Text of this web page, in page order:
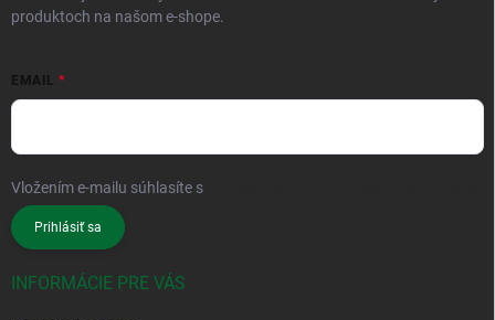
produktoch na našom e-shope.
EMAIL
Vložením e-mailu súhlasíte s
Prihlásiť sa
INFORMÁCIE PRE VÁS